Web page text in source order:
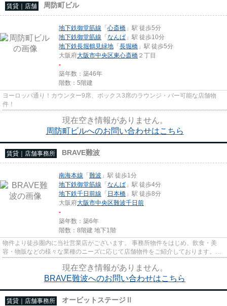
賃貸｜店舗 周防町ビル
地下鉄御堂筋線 「心斎橋 」駅 徒歩5分
地下鉄御堂筋線 「なんば 」駅 徒歩10分
地下鉄長堀鶴見緑地 「長堀橋 」駅 徒歩5分
大阪府大阪市中央区東心斎橋 ２丁目
-
築年数：築46年
階数：5階建
ヨーロッパ通り！カウンター9席、ボックス3席のラウンジ・バー可能な店舗物
件！
現在空き情報がありません。
周防町ビルへのお問い合わせはこちら
賃貸｜店舗事務所 BRAVE難波
南海本線 「難波 」駅 徒歩1分
地下鉄御堂筋線 「なんば 」駅 徒歩4分
地下鉄千日前線 「 日本橋 」駅 徒歩8分
大阪府大阪市中央区難波千日前
-
築年数：築6年
階数：8階建 地下1階
物件より徒歩圏内に当社営業店がございます。 事務所物件をはじめ、飲食・美
容・物販などの様々な業種のニーズに応じて店舗物件をご紹介しております。
尚、弊社ではおとり広告は一切...
現在空き情報がありません。
BRAVE難波へのお問い合わせはこちら
賃貸｜店舗事務所 オービットステージⅡ